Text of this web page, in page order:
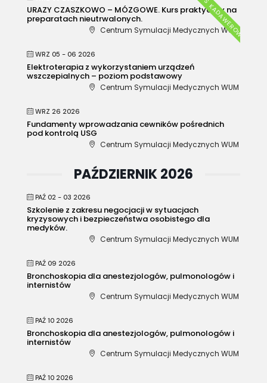
KURS KADAWEROWY
URAZY CZASZKOWO – MÓZGOWE. Kurs praktyczny na
preparatach nieutrwalonych.
Centrum Symulacji Medycznych WUM
WRZ 05 - 06 2026
Elektroterapia z wykorzystaniem urządzeń
wszczepialnych – poziom podstawowy
Centrum Symulacji Medycznych WUM
WRZ 26 2026
Fundamenty wprowadzania cewników pośrednich
pod kontrolą USG
Centrum Symulacji Medycznych WUM
PAŹDZIERNIK 2026
PAŹ 02 - 03 2026
Szkolenie z zakresu negocjacji w sytuacjach
kryzysowych i bezpieczeństwa osobistego dla
medyków.
Centrum Symulacji Medycznych WUM
PAŹ 09 2026
Bronchoskopia dla anestezjologów, pulmonologów i
internistów
Centrum Symulacji Medycznych WUM
PAŹ 10 2026
Bronchoskopia dla anestezjologów, pulmonologów i
internistów
Centrum Symulacji Medycznych WUM
PAŹ 10 2026